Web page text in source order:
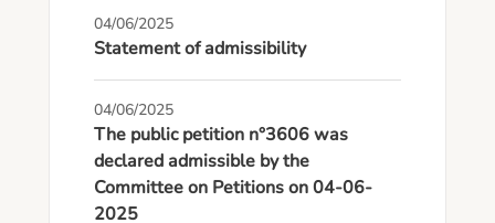
04/06/2025
Statement of admissibility
04/06/2025
The public petition n°3606 was
declared admissible by the
Committee on Petitions on 04-06-
2025